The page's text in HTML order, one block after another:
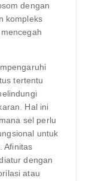
dengan
kompleks
tertentu
Hal ini
sel perlu
untuk
Afinitas
dengan
atau